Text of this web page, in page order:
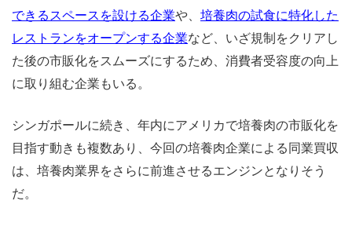
できるスペースを設ける企業や、 培養肉の試食に特化した
レストランをオープンする企業など、いざ規制をクリアし
た後の市販化をスムーズにするため、消費者受容度の向上
に取り組む企業もいる。
シンガポールに続き、年内にアメリカで培養肉の市販化を
目指す動きも複数あり、今回の培養肉企業による同業買収
は、培養肉業界をさらに前進させるエンジンとなりそう
だ。